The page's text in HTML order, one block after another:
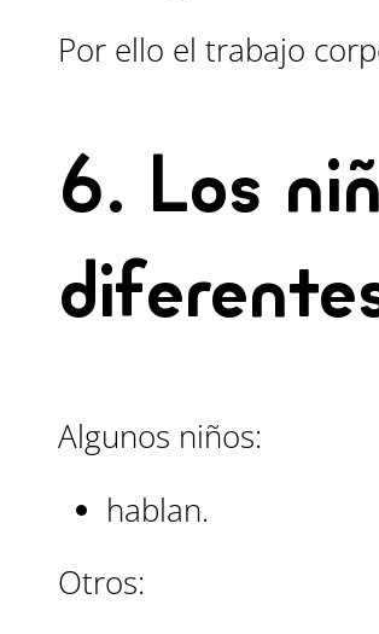
Por ello el trabajo
6. Los
Algunos niños:
hablan.
Otros: